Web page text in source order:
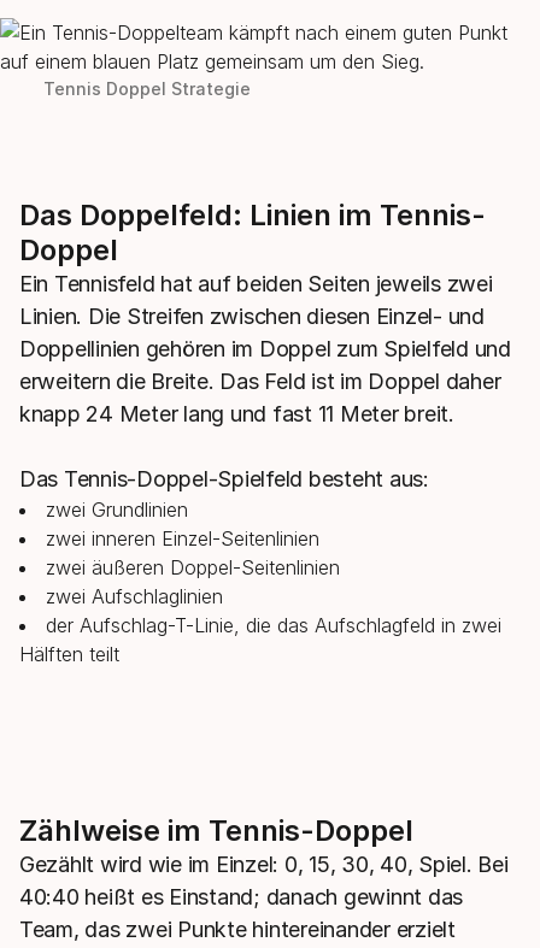
Tennis Doppel Strategie
Das Doppelfeld: Linien im Tennis-
Doppel
Ein Tennisfeld hat auf beiden Seiten jeweils zwei
Linien. Die Streifen zwischen diesen Einzel- und
Doppellinien gehören im Doppel zum Spielfeld und
erweitern die Breite. Das Feld ist im Doppel daher
knapp 24 Meter lang und fast 11 Meter breit.
Das Tennis-Doppel-Spielfeld besteht aus:
zwei Grundlinien
zwei inneren Einzel-Seitenlinien
zwei äußeren Doppel-Seitenlinien
zwei Aufschlaglinien
der Aufschlag-T-Linie, die das Aufschlagfeld in zwei
Hälften teilt
Zählweise im Tennis-Doppel
Gezählt wird wie im Einzel: 0, 15, 30, 40, Spiel. Bei
40:40 heißt es Einstand; danach gewinnt das
Team, das zwei Punkte hintereinander erzielt